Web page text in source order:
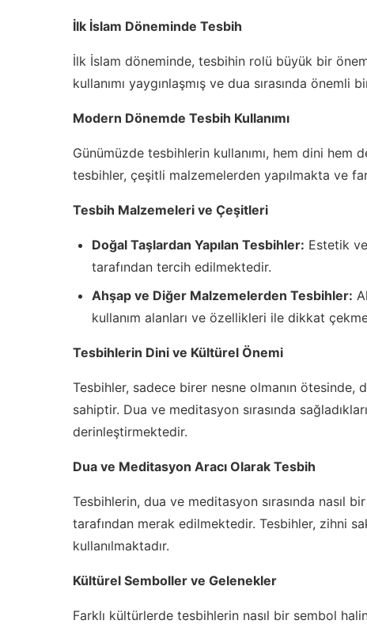
İlk İslam Döneminde Tesbih
İlk İslam döneminde, tesbihin rolü büyük bir
kullanımı yaygınlaşmış ve dua sırasında önemli
Modern Dönemde Tesbih Kullanımı
Günümüzde tesbihlerin kullanımı, hem dini
tesbihler, çeşitli malzemelerden yapılmakta ve
Tesbih Malzemeleri ve Çeşitleri
Doğal Taşlardan Yapılan Tesbihler: Estetik
tarafından tercih edilmektedir.
Ahşap ve Diğer Malzemelerden Tesbihler:
kullanım alanları ve özellikleri ile dikkat
Tesbihlerin Dini ve Kültürel Önemi
Tesbihler, sadece birer nesne olmanın
sahiptir. Dua ve meditasyon sırasında
derinleştirmektedir.
Dua ve Meditasyon Aracı Olarak Tesbih
Tesbihlerin, dua ve meditasyon sırasında nasıl
tarafından merak edilmektedir. Tesbihler, zihni
kullanılmaktadır.
Kültürel Semboller ve Gelenekler
Farklı kültürlerde tesbihlerin nasıl bir sembol